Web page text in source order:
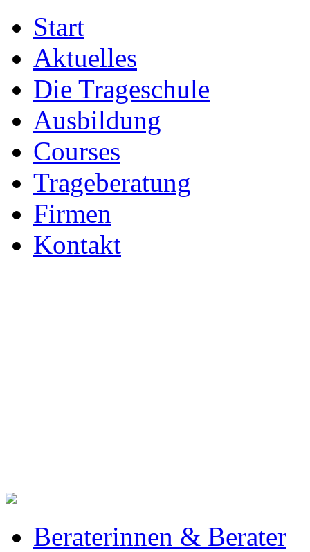
Start
Aktuelles
Die Trageschule
Ausbildung
Courses
Trageberatung
Firmen
Kontakt
Beraterinnen & Berater